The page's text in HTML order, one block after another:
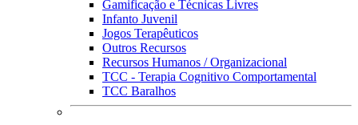
Gamificação e Técnicas Livres
Infanto Juvenil
Jogos Terapêuticos
Outros Recursos
Recursos Humanos / Organizacional
TCC - Terapia Cognitivo Comportamental
TCC Baralhos